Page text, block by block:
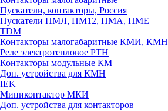
Пускатели, контакторы, Россия
Пускатели ПМЛ, ПМ12, ПМА, ПМЕ
TDM
Контакторы малогабаритные КМИ, КМН
Реле электротепловое РТН
Контакторы модульные КМ
Доп. устройства для КМН
IEK
Миниконтактор МКИ
Доп. устройства для контакторов